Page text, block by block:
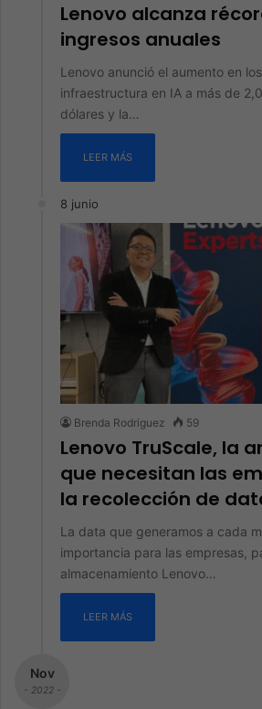
Lenovo alcanza
ingresos anuales
Lenovo anunció el aumento en
infraestructura en IA a más de
dólares y la…
LEER MÁS
8 junio
Brenda Rodriguez 59
Lenovo TruScale, la
que necesitan las
la recolección de
La data que generamos a cada
importancia para las empresas,
almacenamiento Lenovo…
LEER MÁS
Nov
- 2022 -